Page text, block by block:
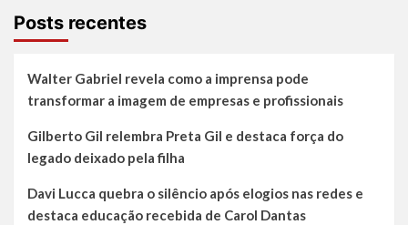
Posts recentes
Walter Gabriel revela como a imprensa pode
transformar a imagem de empresas e profissionais
Gilberto Gil relembra Preta Gil e destaca força do
legado deixado pela filha
Davi Lucca quebra o silêncio após elogios nas redes e
destaca educação recebida de Carol Dantas